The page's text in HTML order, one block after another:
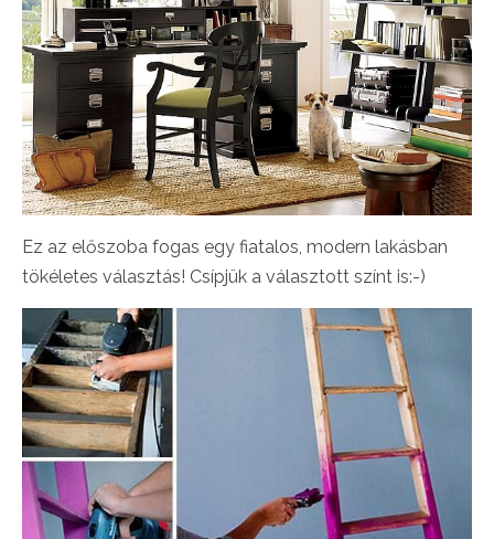
Ez az előszoba fogas egy fiatalos, modern lakásban
tökéletes választás! Csípjük a választott színt is:-)